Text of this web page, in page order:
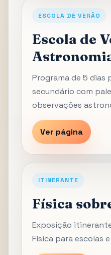
ESCOLA DE VERÃO
Escola de
Programa de 5 dias
secundário com
observações
Ver página
ITINERANTE
Física
Exposição
Física para escolas